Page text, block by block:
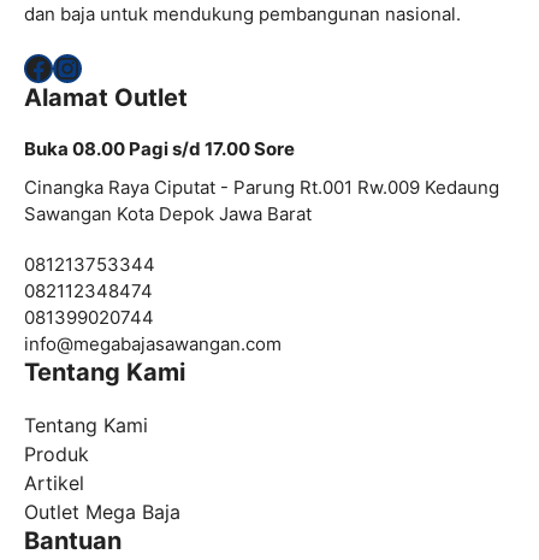
dan baja untuk mendukung pembangunan nasional.
Facebook
Instagram
Alamat Outlet
Buka 08.00 Pagi s/d 17.00 Sore
Cinangka Raya Ciputat - Parung Rt.001 Rw.009 Kedaung
Sawangan Kota Depok Jawa Barat
081213753344
082112348474
081399020744
info@megabajasawangan.com
Tentang Kami
Tentang Kami
Produk
Artikel
Outlet Mega Baja
Bantuan